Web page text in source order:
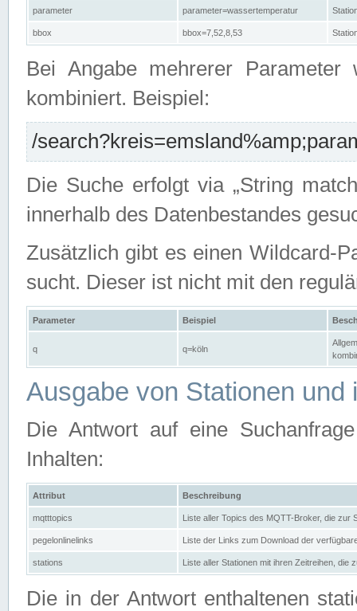
parameter parameter=wassertemperatur
bbox bbox=7,52,8,53
Bei Angabe mehrerer Parameter
kombiniert. Beispiel:
/
Die Suche erfolgt via „String
innerhalb des Datenbestandes
Zusätzlich gibt es einen Wildcard-
sucht. Dieser ist nicht mit den
Parameter Beispiel
q q=köln
Ausgabe von Stationen und
Die Antwort auf eine
Inhalten:
Attribut Beschreibung
mqtttopics Liste aller Topics des MQTT-Broker, die zur
pegelonlinelinks Liste der Links zum Download der
stations Liste aller Stationen mit ihren Zeitreihen, die
Die in der Antwort enthaltenen